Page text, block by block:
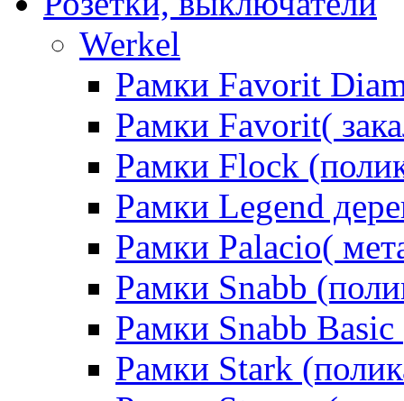
Werkel
Рамки Favorit
Рамки Favorit(
Рамки Flock
Рамки Legend
Рамки Palacio(
Рамки Snabb
Рамки Snabb
Рамки Stark